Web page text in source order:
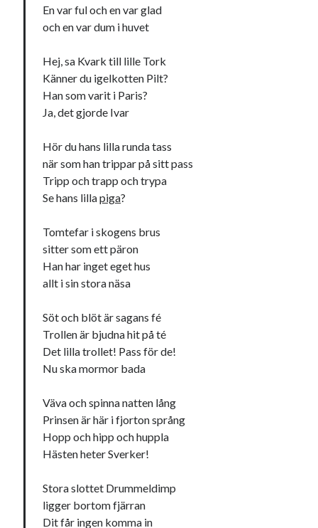
En var ful och en var glad
och en var dum i huvet
Hej, sa Kvark till lille Tork
Känner du igelkotten Pilt?
Han som varit i Paris?
Ja, det gjorde Ivar
Hör du hans lilla runda tass
när som han trippar på sitt pass
Tripp och trapp och trypa
Se hans lillapiga?
Tomtefar i skogens brus
sitter som ett päron
Han har inget eget hus
allt i sin stora näsa
Söt och blöt är sagans fé
Trollen är bjudna hit på té
Det lilla trollet! Pass för de!
Nu ska mormor bada
Väva och spinna natten lång
Prinsen är här i fjorton språng
Hopp och hipp och huppla
Hästen heter Sverker!
Stora slottet Drummeldimp
ligger bortom fjärran
Dit får ingen komma in